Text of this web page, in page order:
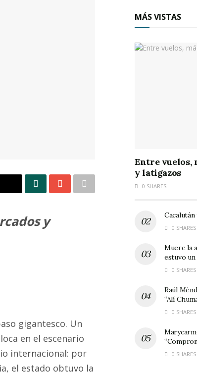
y
gigantesco. Un
en el escenario
internacional: por
el estado obtuvo la
MÁS VISTAS
Entre vuelos,
y latigazos
0 SHARES
0 SHARES
Muere la
estuvo
0 SHARES
Raúl
“Alí
0 SHARES
0 SHARES